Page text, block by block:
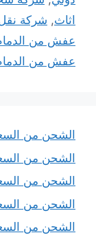
اثاث, شركة نقل
عفش من الدمام
عفش من الدمام
الشحن من
الشحن من
الشحن من
الشحن من
الشحن من